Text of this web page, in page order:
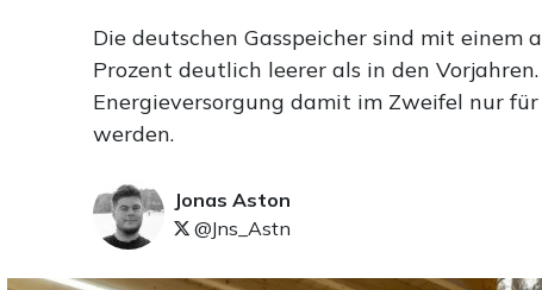
Die deutschen Gasspeicher sind mit einem
Prozent deutlich leerer als in den
Energieversorgung damit im Zweifel nur
werden.
Jonas Aston
@Jns_Astn